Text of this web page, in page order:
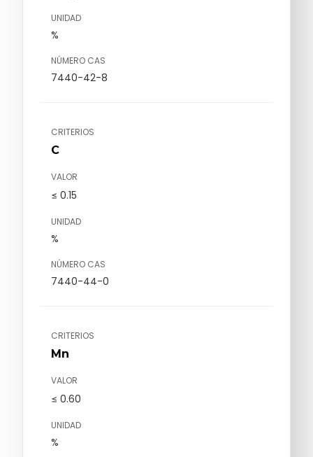
UNIDAD
%
NÚMERO CAS
7440-42-8
CRITERIOS
C
VALOR
≤ 0.15
UNIDAD
%
NÚMERO CAS
7440-44-0
CRITERIOS
Mn
VALOR
≤ 0.60
UNIDAD
%